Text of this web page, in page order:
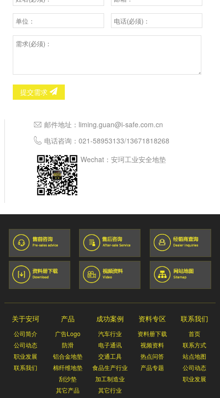
提交需求
邮件地址： liming.guan@i-safe.com.cn
电话咨询： 021-58953133/13671818268
Wechat：安珂工业安全地垫
关于安珂
公司简介
公司动态
职业发展
联系我们
产品
广告Logo
防滑
铝合金地垫
棉纤维地垫
刮沙垫
其它产品
成功案例
汽车行业
电子通讯
交通工具
食品生产行业
加工制造业
其它行业
资料专区
资料册下载
视频资料
热点问答
产品专题
联系我们
首页
联系方式
站点地图
公司动态
职业发展